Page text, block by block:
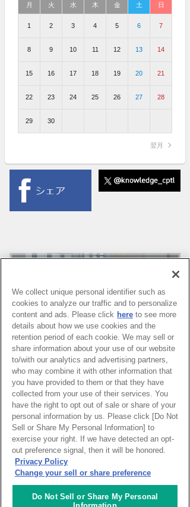
月 火 水 木 金 土 日
1 2 3 4 5 6 7
8 9 10 11 12 13 14
15 16 17 18 19 20 21
22 23 24 25 26 27 28
29 30
翌月
PAGE TOP
HOME > イベントカレンダー
ナレッジキャピタルを知る
We collect unique personal identifier such as
cookies to analyze our traffic and to personalize
content and ads. Please click here to see more
details about how we use cookies and the
retention period of each cookie. We may sell or
share information about your use of our website
to/with our analytics and advertising partners,
who may combine it with other information that
you have provided to them or that they have
collected from your use of their services. You
have the right to opt out of sale or share of your
personal information by us. Please click [Do Not
Sell or Share My Personal Information] to
exercise your right. If we have detected an opt-
out preference signal, then it will be honored.
Privacy Policy
Change your sell or share preference
Do Not Sell or Share My Personal